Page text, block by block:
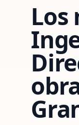
Los